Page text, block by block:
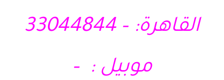
القاهرة: – 33044844
موبيل : –